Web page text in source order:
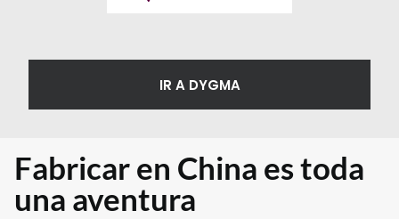
IR A DYGMA
Fabricar en China es toda
una aventura